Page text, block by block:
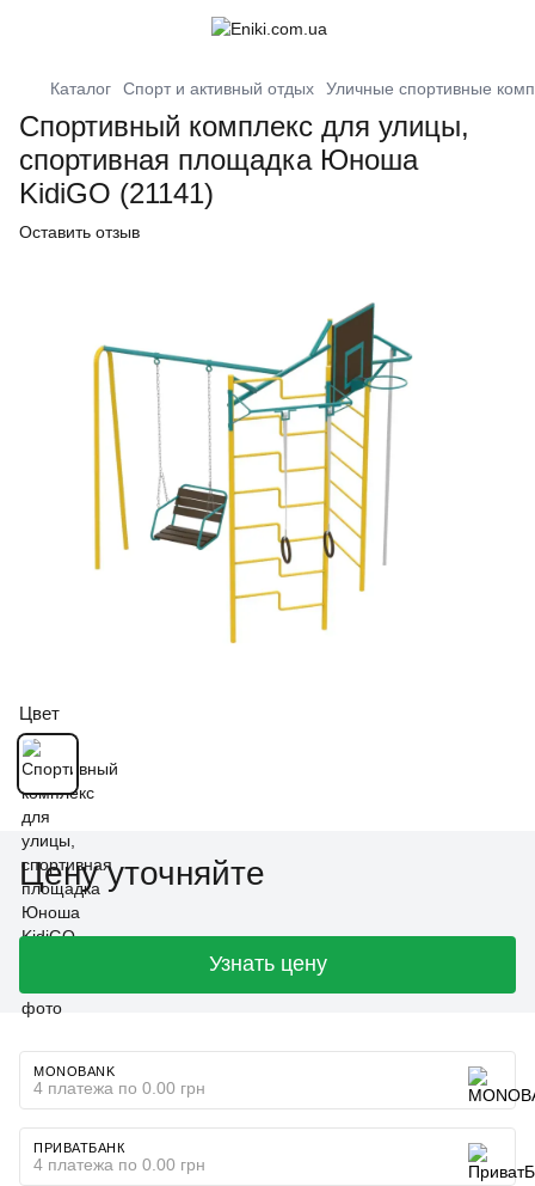
Каталог Спорт и активный отдых Уличные спортивные
Спортивный комплекс для улицы,
спортивная площадка Юноша
KidiGO (21141)
Оставить отзыв
Цвет
Цену уточняйте
Узнать цену
MONOBANK
4 платежа по 0.00 грн
ПРИВАТБАНК
4 платежа по 0.00 грн